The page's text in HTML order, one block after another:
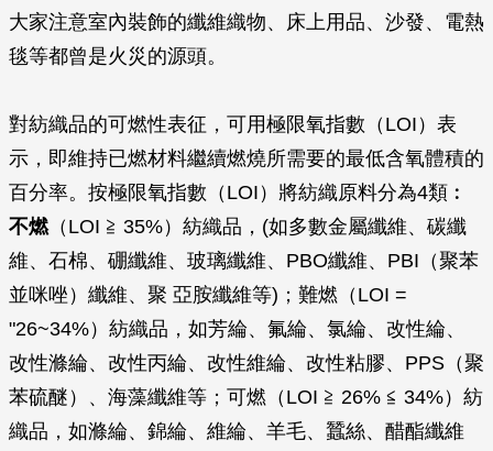
大家注意室內裝飾的纖維織物、床上用品、沙發、電熱
毯等都曾是火災的源頭。
對紡織品的可燃性表征，可用極限氧指數（LOI）表
示，即維持已燃材料繼續燃燒所需要的最低含氧體積的
百分率。按極限氧指數（LOI）將紡織原料分為4類︰
不燃（LOI ≧ 35%）紡織品，(如多數金屬纖維、碳纖
維、石棉、硼纖維、玻璃纖維、PBO纖維、PBI（聚苯
並咪唑）纖維、聚 亞胺纖維等)；難燃（LOI =
"26~34%）紡織品，如芳綸、氟綸、氯綸、改性綸、
改性滌綸、改性丙綸、改性維綸、改性粘膠、PPS（聚
苯硫醚）、海藻纖維等；可燃（LOI ≧ 26% ≦ 34%）紡
織品，如滌綸、錦綸、維綸、羊毛、蠶絲、醋酯纖維